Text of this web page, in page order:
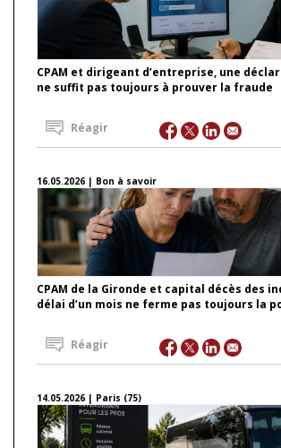
CPAM et dirigeant d’entreprise, une
ne suffit pas toujours à prouver la fraude
Réagir
16.05.2026 | Bon à savoir
CPAM de la Gironde et capital décès des
délai d’un mois ne ferme pas toujours la
Réagir
14.05.2026 | Paris (75)